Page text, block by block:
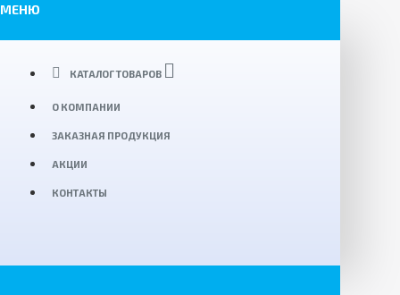
МЕНЮ
КАТАЛОГ ТОВАРОВ
О КОМПАНИИ
ЗАКАЗНАЯ ПРОДУКЦИЯ
АКЦИИ
КОНТАКТЫ